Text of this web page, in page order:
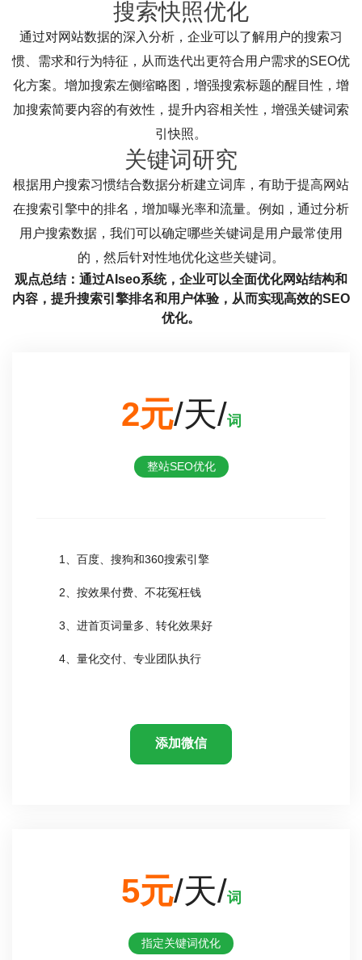
搜索快照优化
通过对网站数据的深入分析，企业可以了解用户的搜索习
惯、需求和行为特征，从而迭代出更符合用户需求的SEO优
化方案。增加搜索左侧缩略图，增强搜索标题的醒目性，增
加搜索简要内容的有效性，提升内容相关性，增强关键词索
引快照。
关键词研究
根据用户搜索习惯结合数据分析建立词库，有助于提高网站
在搜索引擎中的排名，增加曝光率和流量。例如，通过分析
用户搜索数据，我们可以确定哪些关键词是用户最常使用
的，然后针对性地优化这些关键词。
观点总结：通过AIseo系统，企业可以全面优化网站结构和
内容，提升搜索引擎排名和用户体验，从而实现高效的SEO
优化。
2元/天/词
整站SEO优化
1、百度、搜狗和360搜索引擎
2、按效果付费、不花冤枉钱
3、进首页词量多、转化效果好
4、量化交付、专业团队执行
添加微信
5元/天/词
指定关键词优化